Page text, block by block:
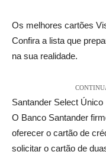
Os melhores cartões
Confira a lista que
na sua realidade.
Santander Select Único
O Banco Santander
oferecer o cartão de
solicitar o cartão de